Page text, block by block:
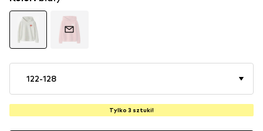
122-128
Tylko 3 sztuki!